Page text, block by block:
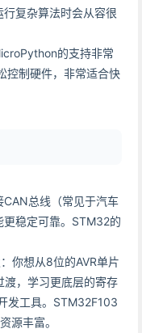
复杂算法时会从容很
的支持非常
控制硬件，非常适合快
总线（常见于汽车
更稳定可靠。STM32的
你想从8位的AVR单片
，学习更底层的寄存
发工具。STM32F103
源丰富。